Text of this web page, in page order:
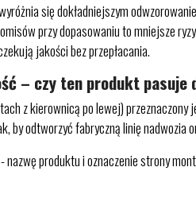
się dokładniejszym
przy dopasowaniu to mniejsze
jakości bez przepłacania.
– czy ten produkt pasuje
z kierownicą po lewej)
by odtworzyć fabryczną linię
produktu i oznaczenie strony